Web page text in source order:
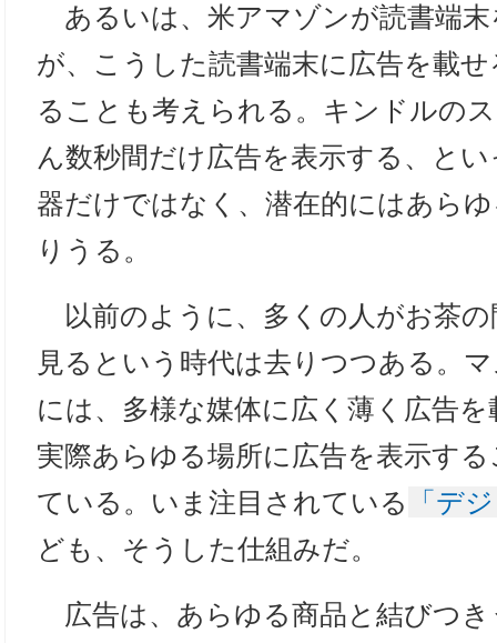
あるいは、米アマゾンが読書端
が、こうした読書端末に広告を載
ることも考えられる。キンドルの
ん数秒間だけ広告を表示する、と
器だけではなく、潜在的にはあら
りうる。
以前のように、多くの人がお茶
見るという時代は去りつつある。
には、多様な媒体に広く薄く広告
実際あらゆる場所に広告を表示す
ている。いま注目されている
「デ
ども、そうした仕組みだ。
広告は、あらゆる商品と結びつ